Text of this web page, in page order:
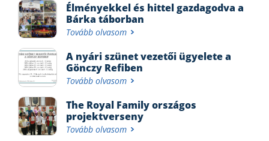
Élményekkel és hittel gazdagodva a
Bárka táborban
Tovább olvasom
A nyári szünet vezetői ügyelete a
Gönczy Refiben
Tovább olvasom
The Royal Family országos
projektverseny
Tovább olvasom